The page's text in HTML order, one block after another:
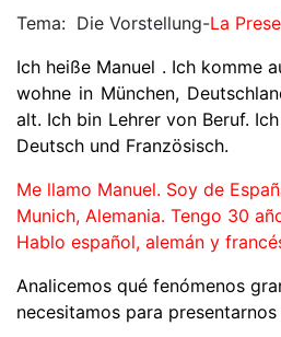
Tema: Die Vorstellung-La
Ich heiße Manuel . Ich komme
wohne in München,
alt. Ich bin Lehrer von Beruf.
Deutsch und Französisch.
Me llamo Manuel. Soy de
Munich, Alemania. Tengo 30
Hablo español, alemán y
Analicemos qué fenómenos
necesitamos para presentarnos